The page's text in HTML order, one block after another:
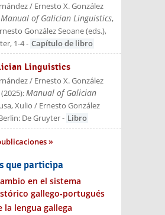
/ Ernesto X. González
Manual of Galician Linguistics,
González Seoane (eds.),
, 1-4- Capítulo de libro
Linguistics
/ Ernesto X. González
(2025):Manual of Galician
Xulio / Ernesto González
De Gruyter- Libro
que participa
en el sistema
gallego-portugués
la lengua gallega